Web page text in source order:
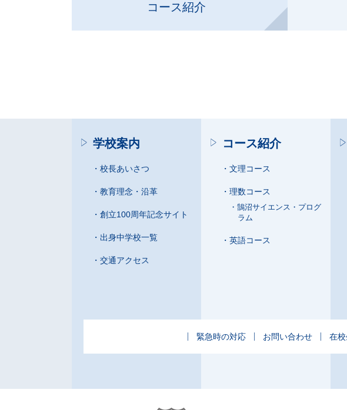
コース紹介
学校案内
校長あいさつ
教育理念・沿革
創立100周年記念サイト
出身中学校一覧
交通アクセス
コース紹介
文理コース
理数コース
鵠沼サイエンス・プログ
ラム
英語コース
緊急時の対応 お問い合わせ 在